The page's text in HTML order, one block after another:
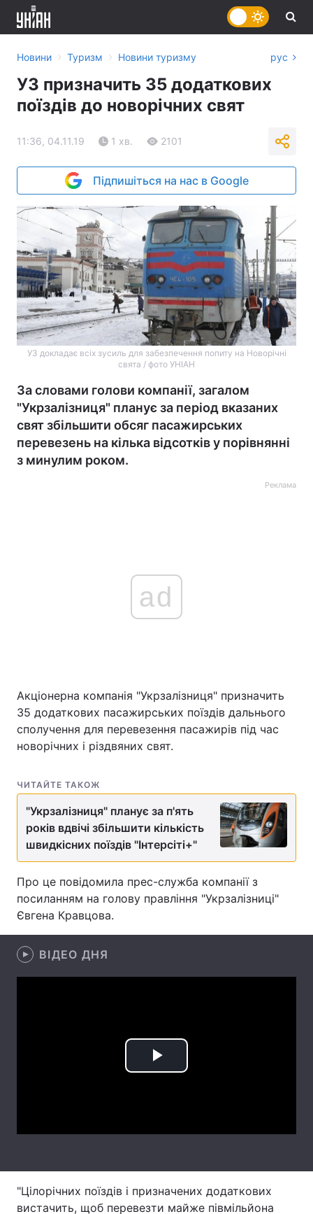
Україна Політика
Економіка Світ
Спорт
Техно і зв'язок Лайт
Зброя Інциденти
Цікавинки Погода
Екологія Регіони
Лонгріди
Думки
Вакансії
Новини › Туризм › Новини туризму рус
УЗ призначить 35 додаткових
поїздів до новорічних свят
11:36, 04.11.19 1 хв. 2101
Підпишіться на нас в Google
УЗ докладає всіх зусиль для забезпечення попиту на Новорічні
свята / фото УНІАН
За словами голови компанії, загалом
"Укрзалізниця" планує за період вказаних
свят збільшити обсяг пасажирських
перевезень на кілька відсотків у порівнянні
з минулим роком.
Реклама
ad
Акціонерна компанія "Укрзалізниця" призначить
35 додаткових пасажирських поїздів дальнього
сполучення для перевезення пасажирів під час
новорічних і різдвяних свят.
ЧИТАЙТЕ ТАКОЖ
"Укрзалізниця" планує за п'ять
років вдвічі збільшити кількість
швидкісних поїздів "Інтерсіті+"
Про це повідомила прес-служба компанії з
посиланням на голову правління "Укрзалізниці"
Євгена Кравцова.
ВІДЕО ДНЯ
Play
"Цілорічних поїздів і призначених додаткових
вистачить, щоб перевезти майже півмільйона